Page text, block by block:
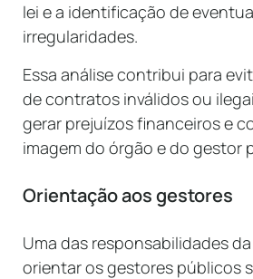
lei e a identificação de
irregularidades.
Essa análise contribui para
de contratos inválidos ou
gerar prejuízos financeiros e
imagem do órgão e do gestor
Orientação aos gestores
Uma das responsabilidades
orientar os gestores públicos